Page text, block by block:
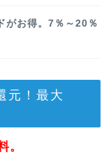
がお得。7％～20％
元！最大
。